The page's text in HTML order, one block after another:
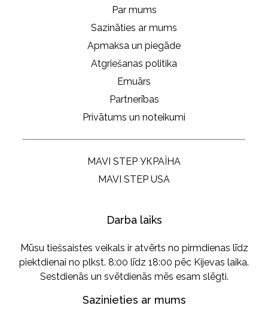
Par mums
Sazināties ar mums
Apmaksa un piegāde
Atgriešanas politika
Emuārs
Partnerības
Privātums un noteikumi
MAVI STEP УКРАЇНА
MAVI STEP USA
Darba laiks
Mūsu tiešsaistes veikals ir atvērts no pirmdienas līdz
piektdienai no plkst. 8:00 līdz 18:00 pēc Kijevas laika.
Sestdienās un svētdienās mēs esam slēgti.
Sazinieties ar mums